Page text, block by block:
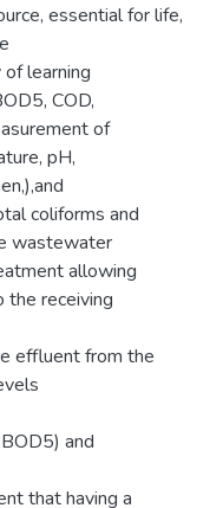
essential for life,
learning
COD,
of
pH,
coliforms and
wastewater
allowing
the receiving
effluent from the
and
that having a